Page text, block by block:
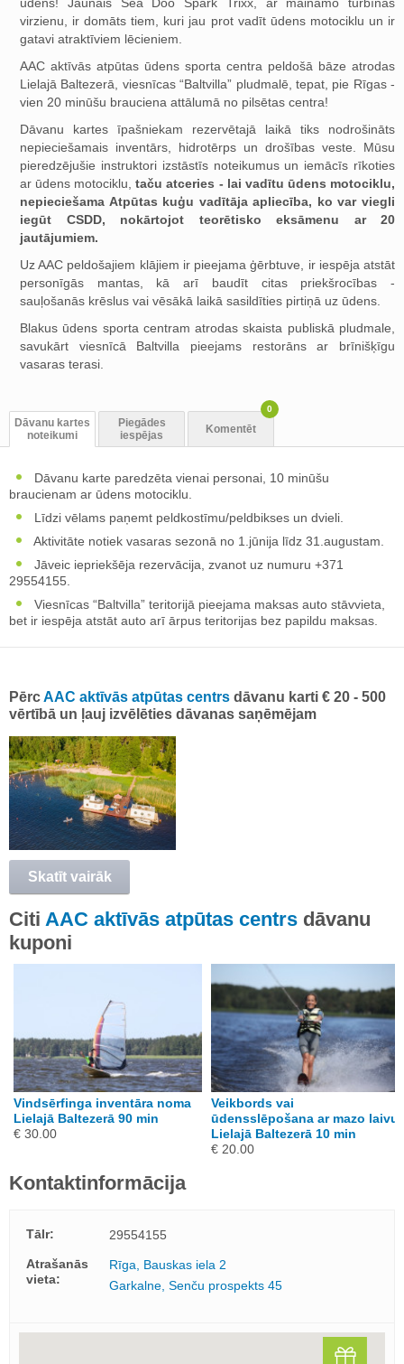
virzienu, ir domāts tiem, kuri jau prot vadīt ūdens motociklu un ir
gatavi atraktīviem lēcieniem.
AAC aktīvās atpūtas ūdens sporta centra peldošā bāze atrodas
Lielajā Baltezerā, viesnīcas “Baltvilla” pludmalē, tepat, pie Rīgas -
vien 20 minūšu brauciena attālumā no pilsētas centra!
Dāvanu kartes īpašniekam rezervētajā laikā tiks nodrošināts
nepieciešamais inventārs, hidrotērps un drošības veste. Mūsu
pieredzējušie instruktori izstāstīs noteikumus un iemācīs rīkoties
ar ūdens motociklu,taču atceries - lai vadītu ūdens motociklu,
nepieciešama Atpūtas kuģu vadītāja apliecība, ko var viegli
iegūt CSDD, nokārtojot teorētisko eksāmenu ar 20
jautājumiem.
Uz AAC peldošajiem klājiem ir pieejama ģērbtuve, ir iespēja atstāt
personīgās mantas, kā arī baudīt citas priekšrocības -
sauļošanās krēslus vai vēsākā laikā sasildīties pirtiņā uz ūdens.
Blakus ūdens sporta centram atrodas skaista publiskā pludmale,
savukārt viesnīcā Baltvilla pieejams restorāns ar brīnišķīgu
vasaras terasi.
Dāvanu kartes
noteikumi
Piegādes
iespējas
Komentēt
0
Dāvanu karte paredzēta vienai personai, 10 minūšu
braucienam ar ūdens motociklu.
Līdzi vēlams paņemt peldkostīmu/peldbikses un dvieli.
Aktivitāte notiek vasaras sezonā no 1.jūnija līdz 31.augustam.
Jāveic iepriekšēja rezervācija, zvanot uz numuru +371
29554155.
Viesnīcas “Baltvilla” teritorijā pieejama maksas auto stāvvieta,
bet ir iespēja atstāt auto arī ārpus teritorijas bez papildu maksas.
PērcAAC aktīvās atpūtas centrs dāvanu karti € 20 - 500
vērtībā un ļauj izvēlēties dāvanas saņēmējam
Skatīt vairāk
Citi AAC aktīvās atpūtas centrs dāvanu
kuponi
Vindsērfinga inventāra noma
Lielajā Baltezerā 90 min
€ 30.00
Veikbords vai
ūdensslēpošana ar mazo laivu
Lielajā Baltezerā 10 min
€ 20.00
Kontaktinformācija
Tālr:
29554155
Atrašanās
vieta:
Rīga, Bauskas iela 2
Garkalne, Senču prospekts 45